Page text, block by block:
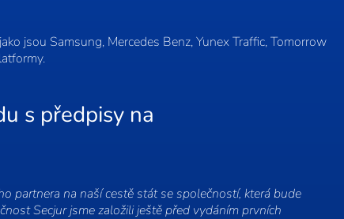
jsou Samsung, Mercedes Benz, Yunex Traffic, Tomorrow
s předpisy na
partnera na naší cestě stát se společností, která bude
Secjur jsme založili ještě před vydáním prvních